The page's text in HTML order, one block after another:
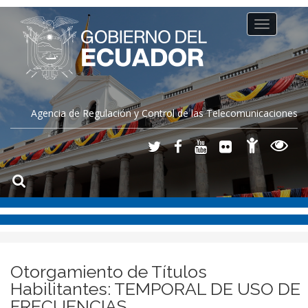
Agencia de Regulación y Control de las Telecomunicaciones
Toggle
navigation
Otorgamiento de Títulos
Habilitantes: TEMPORAL DE USO DE